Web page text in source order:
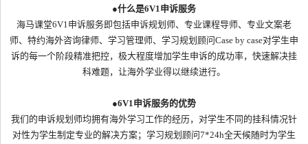
●什么是6V1申诉服务
海马课堂6V1申诉服务即包括申诉规划师、专业课程导师、专业文案老
师、特约海外咨询律师、学习管理师、学习规划顾问Case by case对学生申
诉的每一个阶段精准把控，极大程度增加学生申诉的成功率，快速解决挂
科难题，让海外学业得以继续进行。
●6V1申诉服务的优势
我们的申诉规划师均拥有海外学习工作的经历，对学生不同的挂科情况针
对性为学生制定专业的解决方案；学习规划顾问7*24h全天候随时为学生